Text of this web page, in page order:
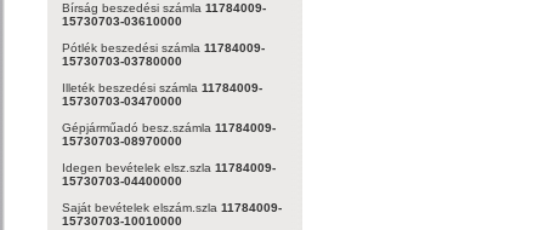
Bírság beszedési számla 11784009-
15730703-03610000
Pótlék beszedési számla 11784009-
15730703-03780000
Illeték beszedési számla 11784009-
15730703-03470000
Gépjárműadó besz.számla 11784009-
15730703-08970000
Idegen bevételek elsz.szla 11784009-
15730703-04400000
Saját bevételek elszám.szla 11784009-
15730703-10010000